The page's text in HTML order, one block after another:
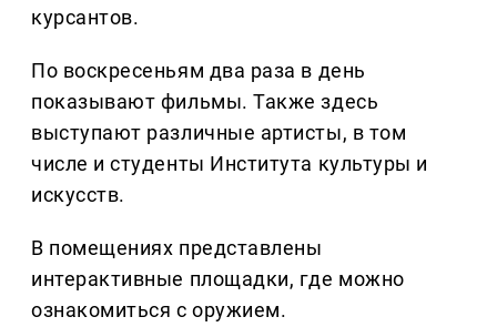
курсантов.
По воскресеньям два раза в день
показывают фильмы. Также здесь
выступают различные артисты, в том
числе и студенты Института культуры и
искусств.
В помещениях представлены
интерактивные площадки, где можно
ознакомиться с оружием.